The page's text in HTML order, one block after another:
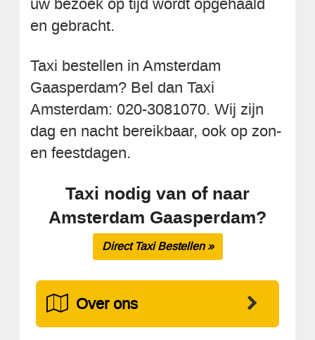
en gebracht.
Taxi bestellen in Amsterdam
Gaasperdam? Bel dan Taxi
Amsterdam: 020-3081070. Wij zijn
dag en nacht bereikbaar, ook op zon-
en feestdagen.
Taxi nodig van of naar
Amsterdam Gaasperdam?
Direct Taxi Bestellen »
Over ons